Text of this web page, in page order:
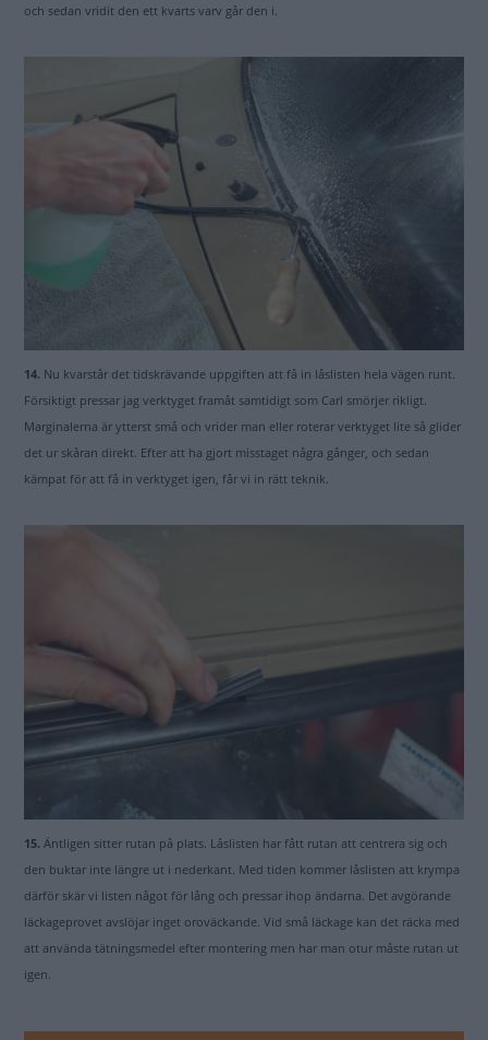
och sedan vridit den ett kvarts varv går den i.
14. Nu kvarstår det tidskrävande uppgiften att få in låslisten hela vägen runt.
Försiktigt pressar jag verktyget framåt samtidigt som Carl smörjer rikligt.
Marginalerna är ytterst små och vrider man eller roterar verktyget lite så glider
det ur skåran direkt. Efter att ha gjort misstaget några gånger, och sedan
kämpat för att få in verktyget igen, får vi in rätt teknik.
15. Äntligen sitter rutan på plats. Låslisten har fått rutan att centrera sig och
den buktar inte längre ut i nederkant. Med tiden kommer låslisten att krympa
därför skär vi listen något för lång och pressar ihop ändarna. Det avgörande
läckageprovet avslöjar inget oroväckande. Vid små läckage kan det räcka med
att använda tätningsmedel efter montering men har man otur måste rutan ut
igen.